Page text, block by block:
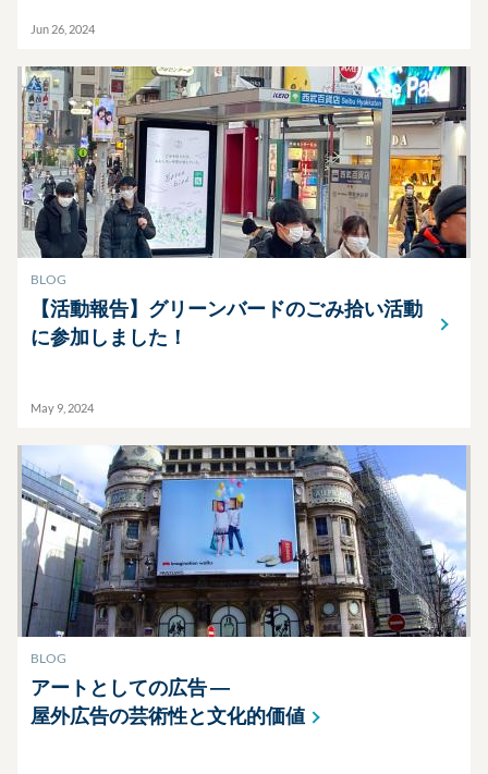
Jun 26, 2024
BLOG
【活動報告】グリーンバードのごみ拾い活動
に参加しました！
May 9, 2024
BLOG
アートとしての広告 ―
屋外広告の芸術性と文化的価値